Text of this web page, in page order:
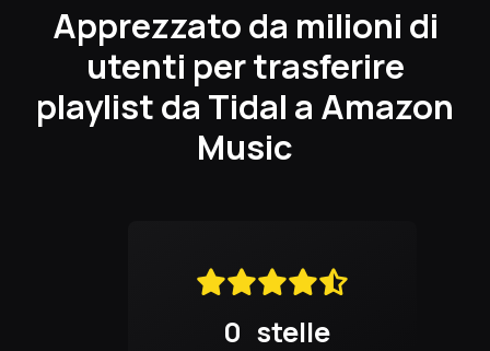
Apprezzato da milioni di
utenti per trasferire
playlist da Tidal a Amazon
Music
0 stelle